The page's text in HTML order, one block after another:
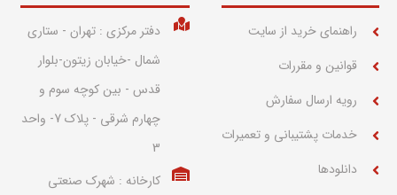
راهنمای خرید از سایت
قوانین و مقررات
رویه ارسال سفارش
خدمات پشتیبانی و تعمیرات
دانلودها
دفتر مرکزی : تهران - ستاری
شمال -خیابان زیتون-بلوار
قدس - بین کوچه سوم و
چهارم شرقی - پلاک 7- واحد
3
کارخانه : شهرک صنعتی